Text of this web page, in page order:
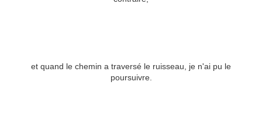
et quand le chemin a traversé le ruisseau, je n'ai pu le
poursuivre.